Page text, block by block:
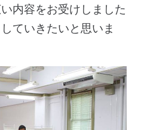
内容をお受けしました
ていきたいと思いま